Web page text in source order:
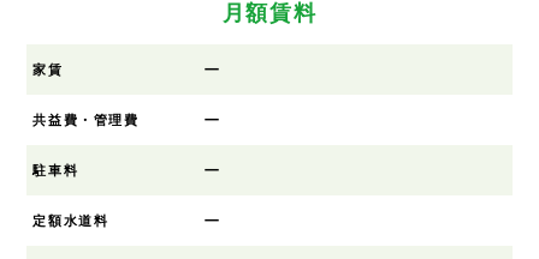
月額賃料
家賃 ー
共益費・管理費 ー
駐車料 ー
定額水道料 ー